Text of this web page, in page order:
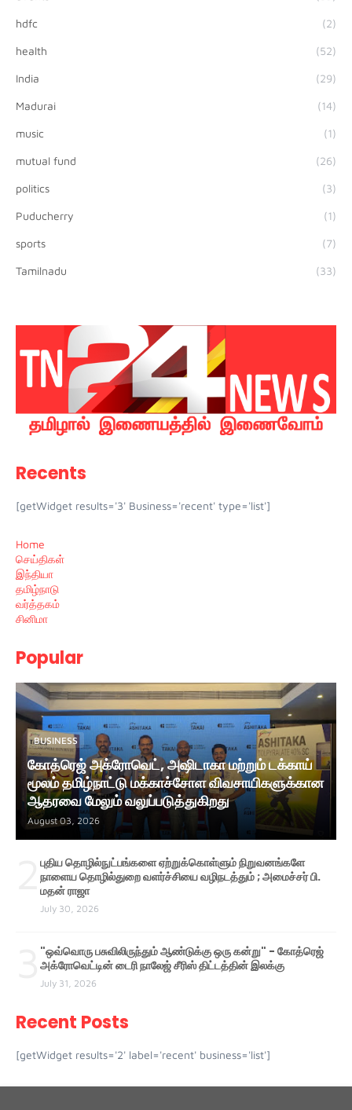
hdfc (2)
health (52)
India (29)
Madurai (14)
music (1)
mutual fund (26)
politics (3)
Puducherry (1)
sports (7)
Tamilnadu (33)
Recents
[getWidget results='3' Business='recent' type='list']
Home
செய்திகள்
இந்தியா
தமிழ்நாடு
வர்த்தகம்
சினிமா
Popular
BUSINESS
கோத்ரெஜ் அக்ரோவெட், அஷிடாகா மற்றும் டக்காய்
மூலம் தமிழ்நாட்டு மக்காச்சோள விவசாயிகளுக்கான
ஆதரவை மேலும் வலுப்படுத்துகிறது
August 03, 2026
புதிய தொழில்நுட்பங்களை ஏற்றுக்கொள்ளும் நிறுவனங்களே
நாளைய தொழில்துறை வளர்ச்சியை வழிநடத்தும் ; அமைச்சர் பி.
மதன் ராஜா
July 30, 2026
"ஒவ்வொரு பசுவிலிருந்தும் ஆண்டுக்கு ஒரு கன்று" - கோத்ரெஜ்
அக்ரோவெட்டின் டைரி நாலேஜ் சீரிஸ் திட்டத்தின் இலக்கு
July 31, 2026
Recent Posts
[getWidget results='2' label='recent' business='list']